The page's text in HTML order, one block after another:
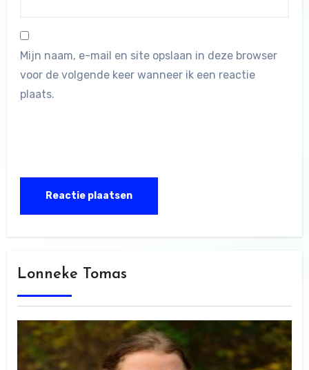
Mijn naam, e-mail en site opslaan in deze browser
voor de volgende keer wanneer ik een reactie
plaats.
Lonneke Tomas